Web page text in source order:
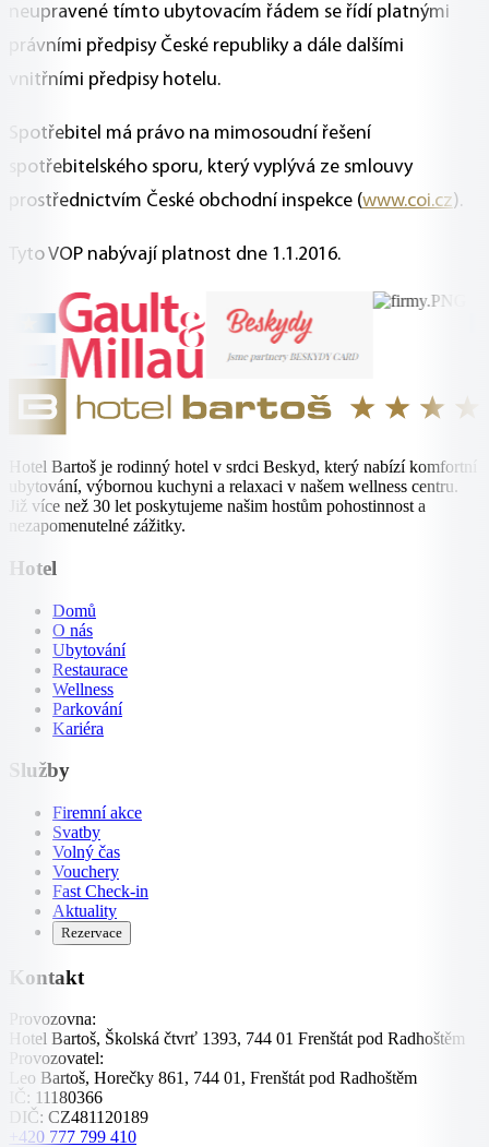
neupravené tímto ubytovacím řádem se řídí platnými
právními předpisy České republiky a dále dalšími
vnitřními předpisy hotelu.
Spotřebitel má právo na mimosoudní řešení
spotřebitelského sporu, který vyplývá ze smlouvy
prostřednictvím České obchodní inspekce (www.coi.cz).
Tyto VOP nabývají platnost dne 1.1.2016.
Hotel Bartoš je rodinný hotel v srdci Beskyd, který nabízí komfortní
ubytování, výbornou kuchyni a relaxaci v našem wellness centru.
Již více než 30 let poskytujeme našim hostům pohostinnost a
nezapomenutelné zážitky.
Hotel
Domů
O nás
Ubytování
Restaurace
Wellness
Parkování
Kariéra
Služby
Firemní akce
Svatby
Volný čas
Vouchery
Fast Check-in
Aktuality
Rezervace
Kontakt
Provozovna:
Hotel Bartoš, Školská čtvrť 1393, 744 01 Frenštát pod Radhoštěm
Provozovatel:
Leo Bartoš, Horečky 861, 744 01, Frenštát pod Radhoštěm
IČ: 11180366
DIČ: CZ481120189
+420 777 799 410